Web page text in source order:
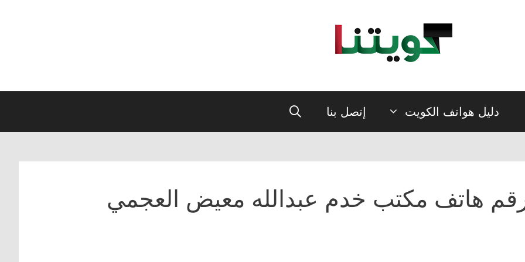
دليل هواتف الكويت إتصل بنا
هاتف مكتب خدم عبدالله معيض العجمي